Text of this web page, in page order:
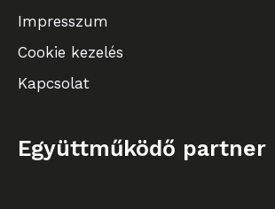
Impresszum
Cookie kezelés
Kapcsolat
Együttműködő partner